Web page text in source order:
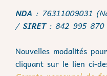
NDA : 76311009031
/SIRET: 842 995 870
Nouvelles modalités
cliquant sur le lien ci-